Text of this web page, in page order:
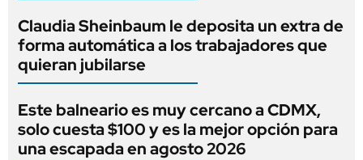
Claudia Sheinbaum le deposita un extra de
forma automática a los trabajadores que
quieran jubilarse
Este balneario es muy cercano a CDMX,
solo cuesta $100 y es la mejor opción para
una escapada en agosto 2026